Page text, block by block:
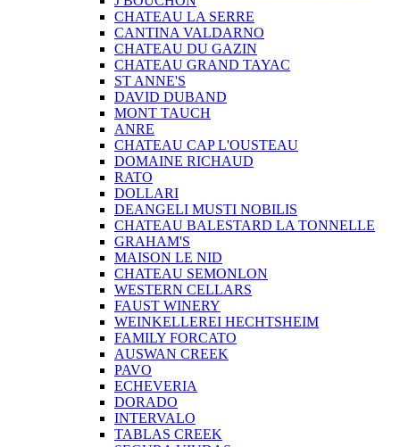
CHATEAU LA SERRE
CANTINA VALDARNO
CHATEAU DU GAZIN
CHATEAU GRAND TAYAC
ST ANNE'S
DAVID DUBAND
MONT TAUCH
ANRE
CHATEAU CAP L'OUSTEAU
DOMAINE RICHAUD
RATO
DOLLARI
DEANGELI MUSTI NOBILIS
CHATEAU BALESTARD LA TONNELLE
GRAHAM'S
MAISON LE NID
CHATEAU SEMONLON
WESTERN CELLARS
FAUST WINERY
WEINKELLEREI HECHTSHEIM
FAMILY FORCATO
AUSWAN CREEK
PAVO
ECHEVERIA
DORADO
INTERVALO
TABLAS CREEK